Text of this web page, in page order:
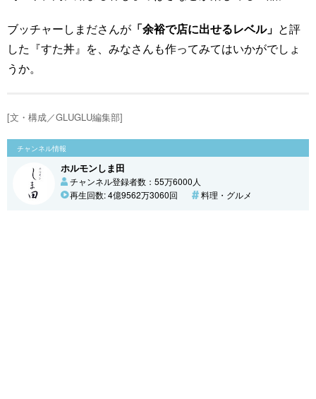
ブッチャーしまださんが 「余裕で店に出せるレベル」 と評
した『すた丼』を、みなさんも作ってみてはいかがでしょ
うか。
[文・構成／GLUGLU編集部]
チャンネル情報
ホルモンしま田
チャンネル登録者数：55万6000人
再生回数: 4億9562万3060回
料理・グルメ